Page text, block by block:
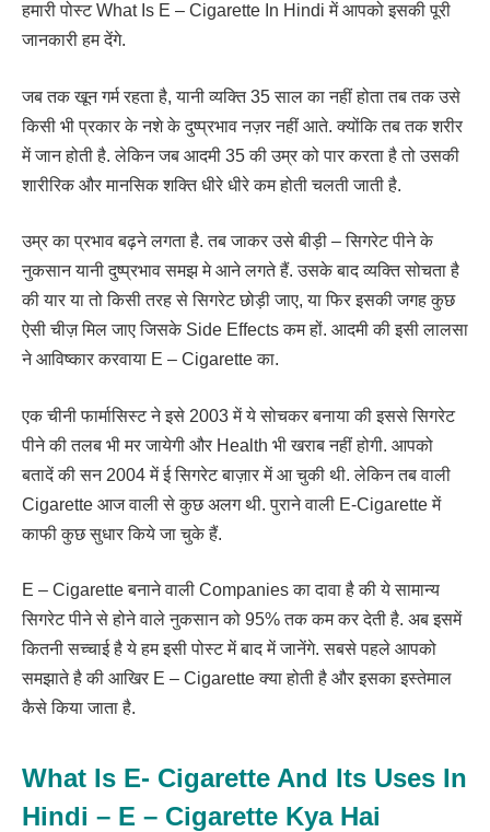
हमारी पोस्ट What Is E – Cigarette In Hindi में आपको इसकी पूरी
जानकारी हम देंगे.
जब तक खून गर्म रहता है, यानी व्यक्ति 35 साल का नहीं होता तब तक उसे
किसी भी प्रकार के नशे के दुष्प्रभाव नज़र नहीं आते. क्योंकि तब तक शरीर
में जान होती है. लेकिन जब आदमी 35 की उम्र को पार करता है तो उसकी
शारीरिक और मानसिक शक्ति धीरे धीरे कम होती चलती जाती है.
उम्र का प्रभाव बढ़ने लगता है. तब जाकर उसे बीड़ी – सिगरेट पीने के
नुकसान यानी दुष्प्रभाव समझ मे आने लगते हैं. उसके बाद व्यक्ति सोचता है
की यार या तो किसी तरह से सिगरेट छोड़ी जाए, या फिर इसकी जगह कुछ
ऐसी चीज़ मिल जाए जिसके Side Effects कम हों. आदमी की इसी लालसा
ने आविष्कार करवाया E – Cigarette का.
एक चीनी फार्मासिस्ट ने इसे 2003 में ये सोचकर बनाया की इससे सिगरेट
पीने की तलब भी मर जायेगी और Health भी खराब नहीं होगी. आपको
बतादें की सन 2004 में ई सिगरेट बाज़ार में आ चुकी थी. लेकिन तब वाली
Cigarette आज वाली से कुछ अलग थी. पुराने वाली E-Cigarette में
काफी कुछ सुधार किये जा चुके हैं.
E – Cigarette बनाने वाली Companies का दावा है की ये सामान्य
सिगरेट पीने से होने वाले नुकसान को 95% तक कम कर देती है. अब इसमें
कितनी सच्चाई है ये हम इसी पोस्ट में बाद में जानेंगे. सबसे पहले आपको
समझाते है की आखिर E – Cigarette क्या होती है और इसका इस्तेमाल
कैसे किया जाता है.
What Is E- Cigarette And Its Uses In
Hindi – E – Cigarette Kya Hai